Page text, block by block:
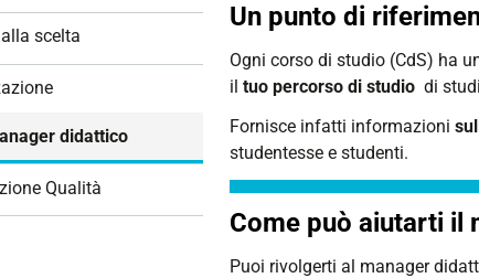
Un punto di
Ogni corso di studio (CdS) ha
il tuo percorso di studio di
Fornisce infatti informazioni
studentesse e studenti.
Come può aiutarti il
Puoi rivolgerti al manager
scelta
didattico
Qualità